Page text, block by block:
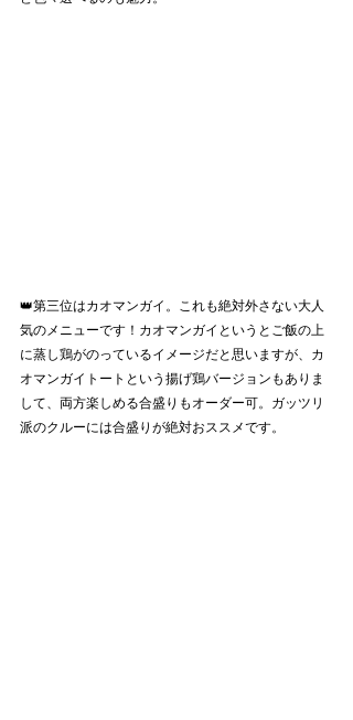
👑第三位はカオマンガイ。これも絶対外さない大人
気のメニューです！カオマンガイというとご飯の上
に蒸し鶏がのっているイメージだと思いますが、カ
オマンガイトートという揚げ鶏バージョンもありま
して、両方楽しめる合盛りもオーダー可。ガッツリ
派のクルーには合盛りが絶対おススメです。